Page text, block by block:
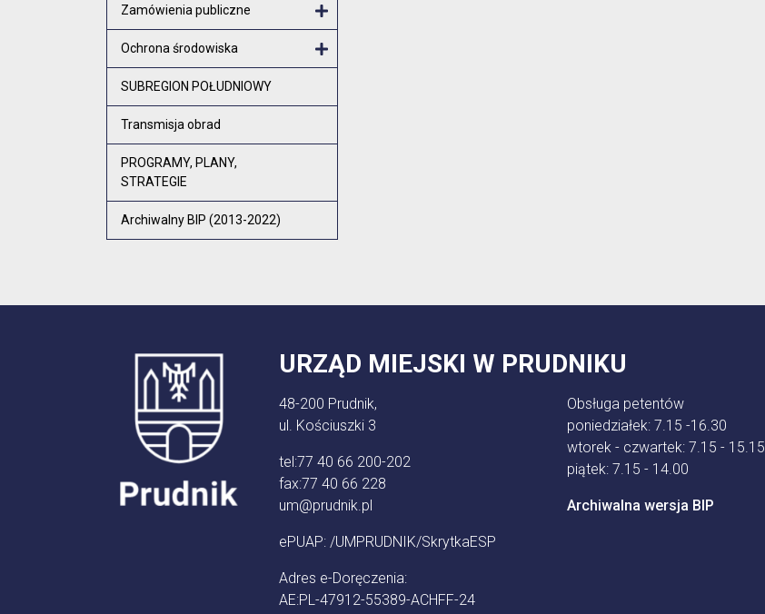
Zamówienia publiczne
Ochrona środowiska
SUBREGION POŁUDNIOWY
Transmisja obrad
PROGRAMY, PLANY,
STRATEGIE
Archiwalny BIP (2013-2022)
URZĄD MIEJSKI W PRUDNIKU
48-200 Prudnik,
ul. Kościuszki 3
tel:77 40 66 200-202
fax:77 40 66 228
um@prudnik.pl
ePUAP: /UMPRUDNIK/SkrytkaESP
Adres e-Doręczenia:
AE:PL-47912-55389-ACHFF-24
Obsługa petentów
poniedziałek: 7.15 -16.30
wtorek - czwartek: 7.15 - 15.15
piątek: 7.15 - 14.00
Archiwalna wersja BIP